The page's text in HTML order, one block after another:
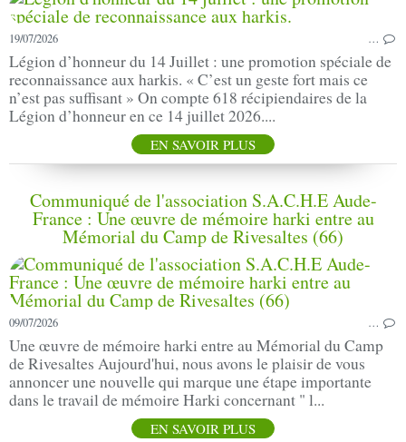
19/07/2026 …
Légion d’honneur du 14 Juillet : une promotion spéciale de
reconnaissance aux harkis. « C’est un geste fort mais ce
n’est pas suffisant » On compte 618 récipiendaires de la
Légion d’honneur en ce 14 juillet 2026....
EN SAVOIR PLUS
Communiqué de l'association S.A.C.H.E Aude-
France : Une œuvre de mémoire harki entre au
Mémorial du Camp de Rivesaltes (66)
09/07/2026 …
Une œuvre de mémoire harki entre au Mémorial du Camp
de Rivesaltes Aujourd'hui, nous avons le plaisir de vous
annoncer une nouvelle qui marque une étape importante
dans le travail de mémoire Harki concernant " l...
EN SAVOIR PLUS